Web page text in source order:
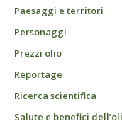
Paesaggi e territori
Personaggi
Prezzi olio
Reportage
Ricerca scientifica
Salute e benefici